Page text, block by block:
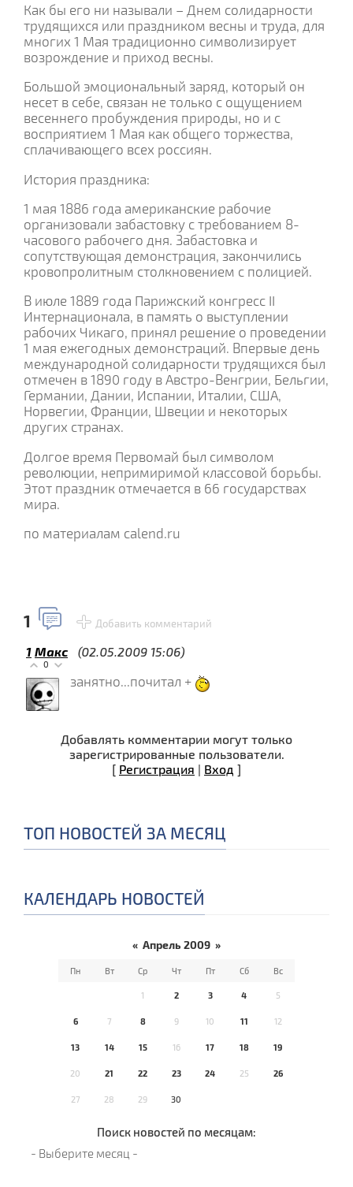
Как бы его ни называли – Днем солидарности
трудящихся или праздником весны и труда, для
многих 1 Мая традиционно символизирует
возрождение и приход весны.
Большой эмоциональный заряд, который он
несет в себе, связан не только с ощущением
весеннего пробуждения природы, но и с
восприятием 1 Мая как общего торжества,
сплачивающего всех россиян.
История праздника:
1 мая 1886 года американские рабочие
организовали забастовку с требованием 8-
часового рабочего дня. Забастовка и
сопутствующая демонстрация, закончились
кровопролитным столкновением с полицией.
В июле 1889 года Парижский конгресс II
Интернационала, в память о выступлении
рабочих Чикаго, принял решение о проведении
1 мая ежегодных демонстраций. Впервые день
международной солидарности трудящихся был
отмечен в 1890 году в Австро-Венгрии, Бельгии,
Германии, Дании, Испании, Италии, США,
Норвегии, Франции, Швеции и некоторых
других странах.
Долгое время Первомай был символом
революции, непримиримой классовой борьбы.
Этот праздник отмечается в 66 государствах
мира.
по материалам calend.ru
1 Добавить комментарий
1 Макс (02.05.2009 15:06)
0
занятно...почитал +
Добавлять комментарии могут только
зарегистрированные пользователи.
[ Регистрация | Вход ]
ТОП НОВОСТЕЙ ЗА МЕСЯЦ
КАЛЕНДАРЬ НОВОСТЕЙ
« Апрель 2009 »
Пн Вт Ср Чт Пт Сб Вс
1 2 3 4 5
6 7 8 9 10 11 12
13 14 15 16 17 18 19
20 21 22 23 24 25 26
27 28 29 30
Поиск новостей по месяцам: